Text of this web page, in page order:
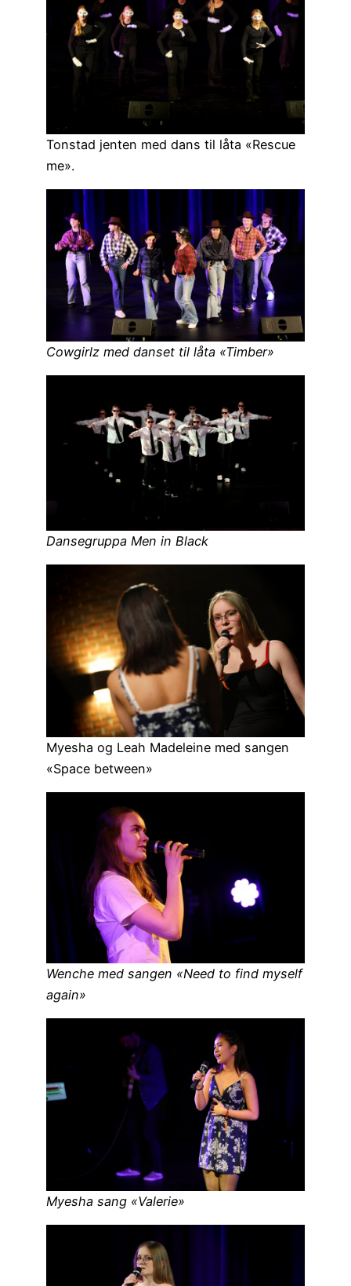
Tonstad jenten med dans til låta «Rescue
me».
Cowgirlz med danset til låta «Timber»
Dansegruppa Men in Black
Myesha og Leah Madeleine med sangen
«Space between»
Wenche med sangen «Need to find myself
again»
Myesha sang «Valerie»